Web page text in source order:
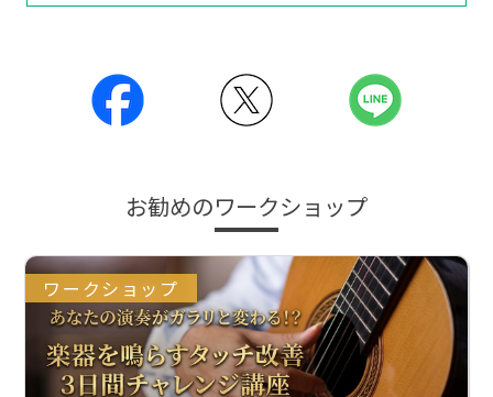
お勧めのワークショップ
ワークショップ